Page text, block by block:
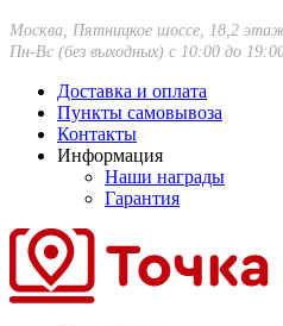
Москва, Пятницкое шоссе, 18,2
Пн-Вс (без выходных) с 10:00 до
Доставка и оплата
Пункты самовывоза
Контакты
Информация
Наши награды
Гарантия